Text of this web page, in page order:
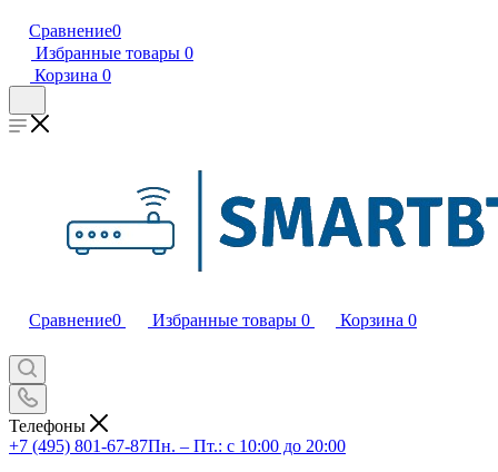
Сравнение0
Избранные товары 0
Корзина 0
Сравнение0 Избранные товары 0 Корзина 0
Телефоны
+7 (495) 801-67-87Пн. – Пт.: с 10:00 до 20:00